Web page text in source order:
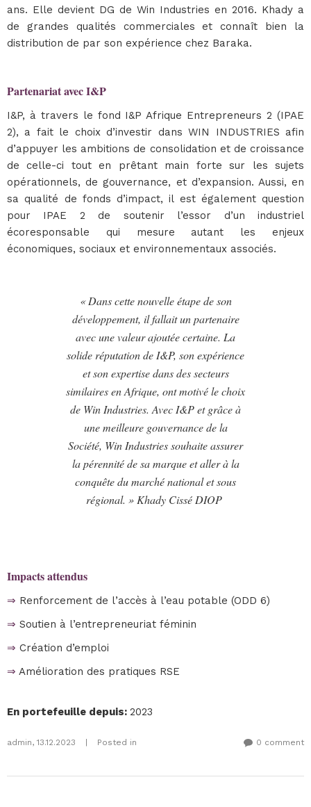
ans. Elle devient DG de Win Industries en 2016. Khady a
de grandes qualités commerciales et connaît bien la
distribution de par son expérience chez Baraka.
Partenariat avec I&P
I&P, à travers le fond I&P Afrique Entrepreneurs 2 (IPAE
2), a fait le choix d’investir dans WIN INDUSTRIES afin
d’appuyer les ambitions de consolidation et de croissance
de celle-ci tout en prêtant main forte sur les sujets
opérationnels, de gouvernance, et d’expansion. Aussi, en
sa qualité de fonds d’impact, il est également question
pour IPAE 2 de soutenir l’essor d’un industriel
écoresponsable qui mesure autant les enjeux
économiques, sociaux et environnementaux associés.
« Dans cette nouvelle étape de son
développement, il fallait un partenaire
avec une valeur ajoutée certaine. La
solide réputation de I&P, son expérience
et son expertise dans des secteurs
similaires en Afrique, ont motivé le choix
de Win Industries. Avec I&P et grâce à
une meilleure gouvernance de la
Société, Win Industries souhaite assurer
la pérennité de sa marque et aller à la
conquête du marché national et sous
régional. » Khady Cissé DIOP
Impacts attendus
⇒ Renforcement de l’accès à l’eau potable (ODD 6)
⇒ Soutien à l’entrepreneuriat féminin
⇒ Création d’emploi
⇒ Amélioration des pratiques RSE
En portefeuille depuis: 2023
admin, 13.12.2023 Posted in 0 comment